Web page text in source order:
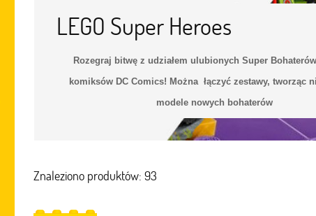
LEGO Super Heroes
Rozegraj bitwę z udziałem ulubionych Super
komiksów DC Comics! Można łączyć zestawy, tworząc
modele nowych bohaterów
Znaleziono produktów: 93